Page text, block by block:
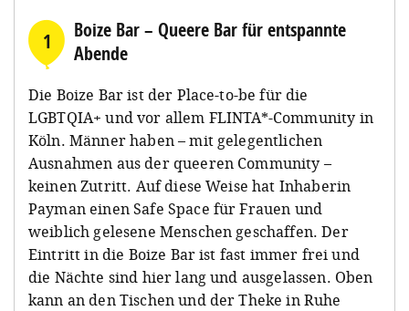
1
Boize Bar – Queere Bar für entspannte
Abende
Die Boize Bar ist der Place-to-be für die
LGBTQIA+ und vor allem FLINTA*-Community in
Köln. Männer haben – mit gelegentlichen
Ausnahmen aus der queeren Community –
keinen Zutritt. Auf diese Weise hat Inhaberin
Payman einen Safe Space für Frauen und
weiblich gelesene Menschen geschaffen. Der
Eintritt in die Boize Bar ist fast immer frei und
die Nächte sind hier lang und ausgelassen. Oben
kann an den Tischen und der Theke in Ruhe